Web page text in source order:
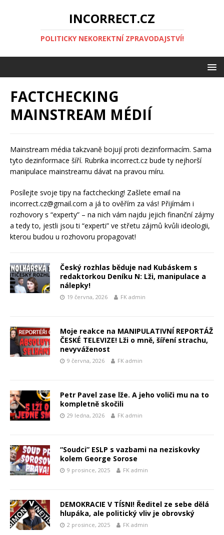
INCORRECT.CZ
POLITICKY NEKOREKTNÍ ZPRAVODAJSTVÍ!
FACTCHECKING
MAINSTREAM MÉDIÍ
Mainstream média takzvaně bojují proti dezinformacím. Sama
tyto dezinformace šíří. Rubrika incorrect.cz bude ty nejhorší
manipulace mainstreamu dávat na pravou míru.
Posílejte svoje tipy na factchecking! Zašlete email na
incorrect.cz@gmail.com a já to ověřím za vás! Přijímám i
rozhovory s “experty” – na nich vám najdu jejich finanční zájmy
a tedy to, jestli jsou ti “experti” ve střetu zájmů kvůli ideologii,
kterou budou u rozhovoru propagovat!
Český rozhlas běduje nad Kubáskem s
redaktorkou Deníku N: Lži, manipulace a
nálepky!
19 června, 2026 FK admin
Moje reakce na MANIPULATIVNÍ REPORTÁŽ
ČESKÉ TELEVIZE! Lži o mně, šíření strachu,
nevyváženost
9 června, 2026 FK admin
Petr Pavel zase lže. A jeho voliči mu na to
kompletně skočili
29 ledna, 2026 FK admin
“Soudci” ESLP s vazbami na neziskovky
kolem George Sorose
9 prosince, 2025 FK admin
DEMOKRACIE V TÍSNI! Ředitel ze sebe dělá
hlupáka, ale politický vliv je obrovský
2 prosince, 2025 FK admin